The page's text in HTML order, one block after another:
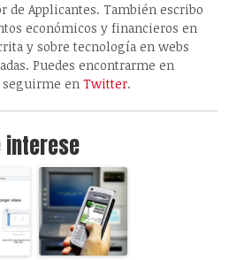
de Applicantes. También escribo
económicos y financieros en
y sobre tecnología en webs
Puedes encontrarme en
seguirme enTwitter.
interese